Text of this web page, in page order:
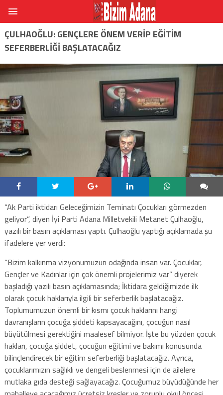
ÇULHAOĞLU: GENÇLERE ÖNEM VERIP EĞITIM
SEFERBERLIĞI BAŞLATACAĞIZ
“Ak Parti iktidarı Geleceğimizin Teminatı Çocukları görmezden
geliyor”, diyen İyi Parti Adana Milletvekili Metanet Çulhaoğlu,
yazılı bir basın açıklaması yaptı. Çulhaoğlu yaptığı açıklamada şu
ifadelere yer verdi:
“Bizim kalkınma vizyonumuzun odağında insan var. Çocuklar,
Gençler ve Kadınlar için çok önemli projelerimiz var” diyerek
başladığı yazılı basın açıklamasında; İktidara geldiğimizde ilk
olarak çocuk haklarıyla ilgili bir seferberlik başlatacağız.
Toplumumuzun önemli bir kısmı çocuk haklarını hangi
davranışların çocuğa şiddeti kapsayacağını, çocuğun nasıl
büyütülmesi gerektiğini maalesef bilmiyor. İşte bu yüzden çocuk
hakları, çocuğa şiddet, çocuğun eğitimi ve bakımı konusunda
bilinçlendirecek bir eğitim seferberliği başlatacağız. Ayrıca,
çocuklarımızın sağlıklı ve dengeli beslenmesi için de ailelere
mutlaka gıda desteği sağlayacağız. Çocuğumuz büyüdüğünde her